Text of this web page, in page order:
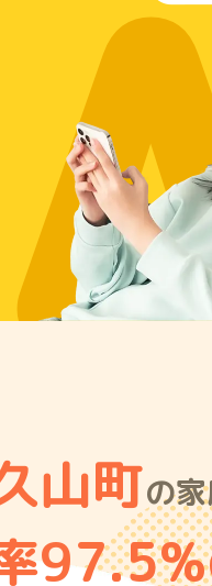
山町の